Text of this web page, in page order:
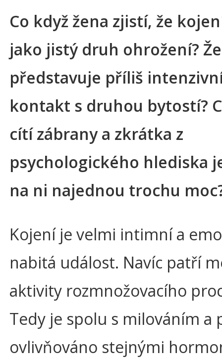
Co když žena zjistí, že
jako jistý druh ohrožení?
představuje příliš
kontakt s druhou bytostí?
cítí zábrany a zkrátka z
psychologického hlediska
na ni najednou trochu
Kojení je velmi intimní a
nabitá událost. Navíc patří
aktivity rozmnožovacího
Tedy je spolu s milováním a
ovlivňováno stejnými